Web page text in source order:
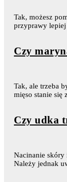
Tak, możesz
przyprawy
Czy
Tak, ale trzeba
mięso stanie
Czy udka
Nacinanie skóry
Należy jednak